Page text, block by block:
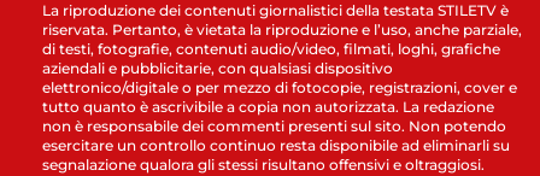
La riproduzione dei contenuti giornalistici della testata STILETV è
riservata. Pertanto, è vietata la riproduzione e l’uso, anche parziale,
di testi, fotografie, contenuti audio/video, filmati, loghi, grafiche
aziendali e pubblicitarie, con qualsiasi dispositivo
elettronico/digitale o per mezzo di fotocopie, registrazioni, cover e
tutto quanto è ascrivibile a copia non autorizzata. La redazione
non è responsabile dei commenti presenti sul sito. Non potendo
esercitare un controllo continuo resta disponibile ad eliminarli su
segnalazione qualora gli stessi risultano offensivi e oltraggiosi.